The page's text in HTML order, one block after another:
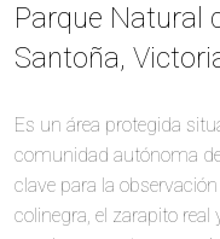
Parque Natural
Santoña,
Es un área protegida
comunidad autónoma
clave para la
colinegra, el zarapito